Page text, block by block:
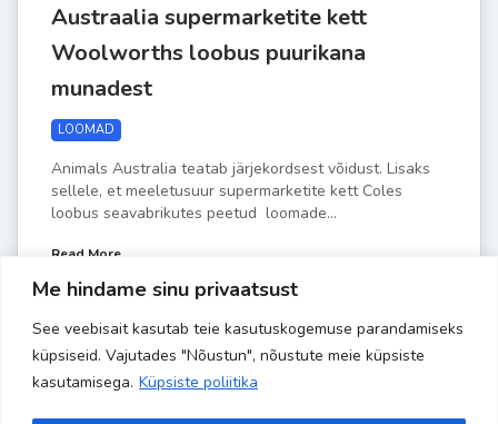
Me hindame sinu privaatsust
See veebisait kasutab teie kasutuskogemuse parandamiseks
küpsiseid. Vajutades "Nõustun", nõustute meie küpsiste
kasutamisega. Küpsiste poliitika
Austraalia supermarketite kett
Woolworths loobus puurikana
munadest
LOOMAD
Animals Australia teatab järjekordsest võidust. Lisaks
sellele, et meeletusuur supermarketite kett Coles
loobus seavabrikutes peetud loomade...
Read More
OKT 4 byLiisa-Indra